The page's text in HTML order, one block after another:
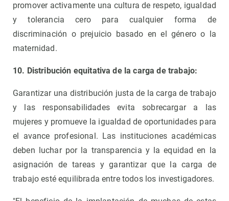
promover activamente una cultura de respeto, igualdad
y tolerancia cero para cualquier forma de
discriminación o prejuicio basado en el género o la
maternidad.
10. Distribución equitativa de la carga de trabajo:
Garantizar una distribución justa de la carga de trabajo
y las responsabilidades evita sobrecargar a las
mujeres y promueve la igualdad de oportunidades para
el avance profesional. Las instituciones académicas
deben luchar por la transparencia y la equidad en la
asignación de tareas y garantizar que la carga de
trabajo esté equilibrada entre todos los investigadores.